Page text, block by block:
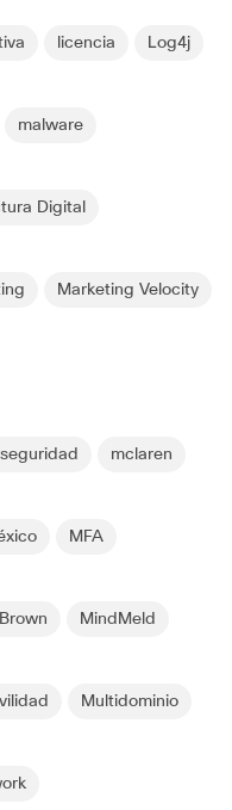
licencia Log4j
malware
Digital
Marketing Velocity
mclaren
MFA
MindMeld
Multidominio